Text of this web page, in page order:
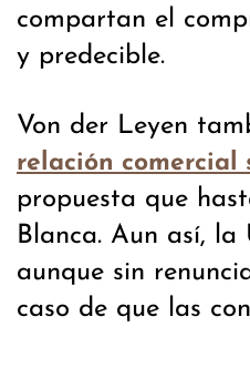
compartan el
y predecible.
Von der Leyen
relación comercial
propuesta que
Blanca. Aun así, la
aunque sin
caso de que las